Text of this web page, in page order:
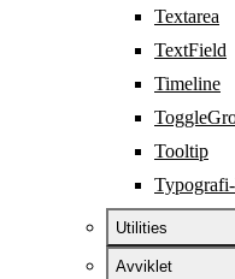
Textarea
TextField
Timeline
Tooltip
Utilities
Avviklet